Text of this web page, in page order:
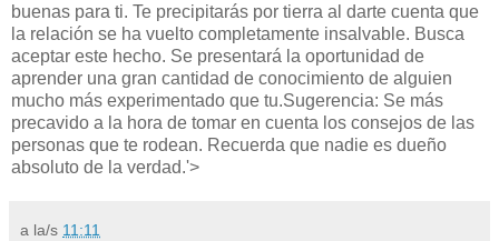
buenas para ti. Te precipitarás por tierra al darte cuenta que
la relación se ha vuelto completamente insalvable. Busca
aceptar este hecho. Se presentará la oportunidad de
aprender una gran cantidad de conocimiento de alguien
mucho más experimentado que tu.Sugerencia: Se más
precavido a la hora de tomar en cuenta los consejos de las
personas que te rodean. Recuerda que nadie es dueño
absoluto de la verdad.'>
a la/s 11:11